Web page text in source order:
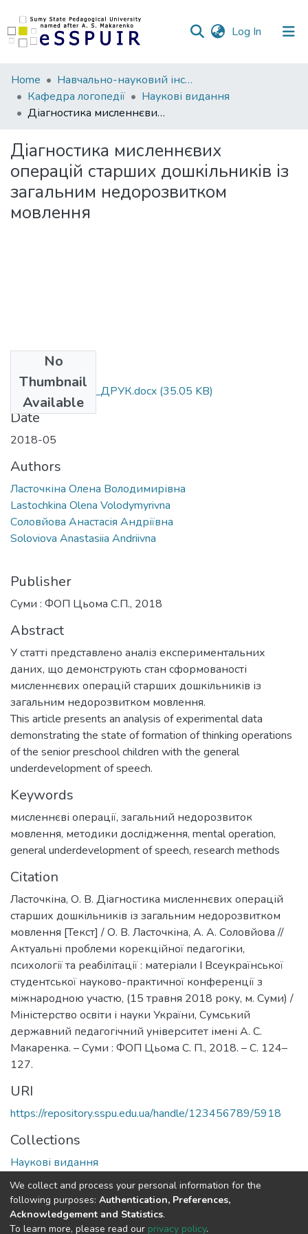
Log In (current)
Communities
&
Collections
Statistics
Home
Навчально-науковий інститут фізичної культури
Кафедра логопедії
Наукові видання
Діагностика мисленнєвих операцій старших дошкільників із загальним недорозвитком мовлення
Діагностика мисленнєвих
операцій старших дошкільників із
загальним недорозвитком
мовлення
No
Thumbnail
Available
Cоловйова__2___ДРУК.docx (35.05 KB)
Date
2018-05
Authors
Ласточкіна Олена Володимирівна
Lastochkina Olena Volodymyrivna
Соловйова Анастасія Андріївна
Soloviova Anastasiia Andriivna
Publisher
Суми : ФОП Цьома С.П., 2018
Abstract
У статті представлено аналіз експериментальних
даних, що демонструють стан сформованості
мисленнєвих операцій старших дошкільників із
загальним недорозвитком мовлення.
This article presents an analysis of experimental data
demonstrating the state of formation of thinking operations
of the senior preschool children with the general
underdevelopment of speech.
Keywords
мисленнєві операції, загальний недорозвиток
мовлення, методики дослідження, mental operation,
general underdevelopment of speech, research methods
Citation
Ласточкіна, О. В. Діагностика мисленнєвих операцій
старших дошкільників із загальним недорозвитком
мовлення [Текст] / О. В. Ласточкіна, А. А. Соловйова //
Актуальні проблеми корекційної педагогіки,
психології та реабілітації : матеріали І Всеукраїнської
студентської науково-практичної конференції з
міжнародною участю, (15 травня 2018 року, м. Суми) /
Міністерство освіти і науки України, Сумський
державний педагогічний університет імені А. С.
Макаренка. – Суми : ФОП Цьома С. П., 2018. – С. 124–
127.
URI
https://repository.sspu.edu.ua/handle/123456789/5918
Collections
Наукові видання
Full item page Google Scholar
We collect and process your personal information for the
following purposes: Authentication, Preferences,
Acknowledgement and Statistics.
To learn more, please read our privacy policy.